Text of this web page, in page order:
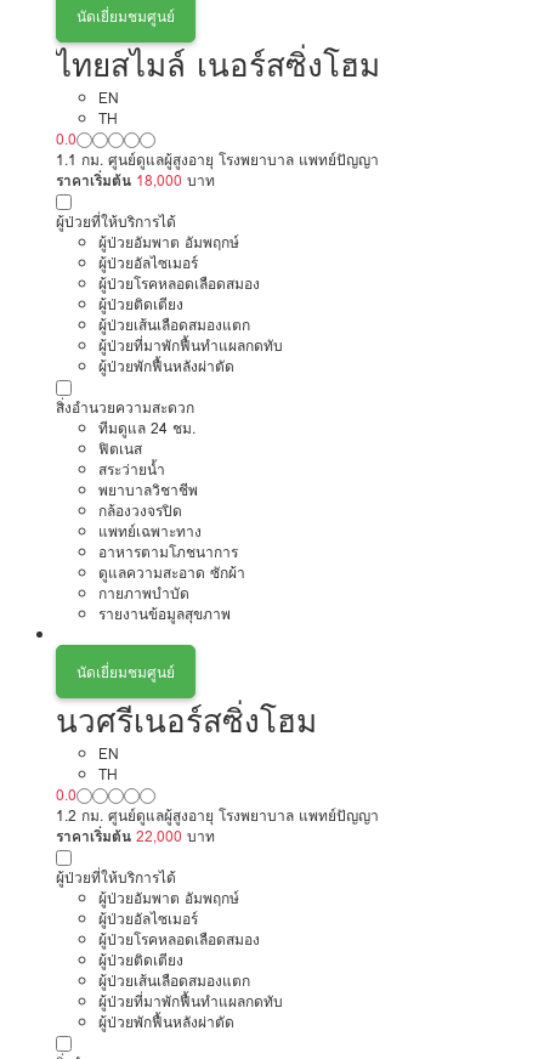
นัดเยี่ยมชมศูนย์
ไทยสไมล์ เนอร์สซิ่งโฮม
EN
TH
0.0
1.1 กม. ศูนย์ดูแลผู้สูงอายุ โรงพยาบาล แพทย์ปัญญา
ราคาเริ่มต้น 18,000 บาท
ผู้ป่วยที่ให้บริการได้
ผู้ป่วยอัมพาต อัมพฤกษ์
ผู้ป่วยอัลไซเมอร์
ผู้ป่วยโรคหลอดเลือดสมอง
ผู้ป่วยติดเตียง
ผู้ป่วยเส้นเลือดสมองแตก
ผู้ป่วยที่มาพักฟื้นทำแผลกดทับ
ผู้ป่วยพักฟื้นหลังผ่าตัด
สิ่งอำนวยความสะดวก
ทีมดูแล 24 ชม.
ฟิตเนส
สระว่ายน้ำ
พยาบาลวิชาชีพ
กล้องวงจรปิด
แพทย์เฉพาะทาง
อาหารตามโภชนาการ
ดูแลความสะอาด ซักผ้า
กายภาพบำบัด
รายงานข้อมูลสุขภาพ
นัดเยี่ยมชมศูนย์
นวศรีเนอร์สซิ่งโฮม
EN
TH
0.0
1.2 กม. ศูนย์ดูแลผู้สูงอายุ โรงพยาบาล แพทย์ปัญญา
ราคาเริ่มต้น 22,000 บาท
ผู้ป่วยที่ให้บริการได้
ผู้ป่วยอัมพาต อัมพฤกษ์
ผู้ป่วยอัลไซเมอร์
ผู้ป่วยโรคหลอดเลือดสมอง
ผู้ป่วยติดเตียง
ผู้ป่วยเส้นเลือดสมองแตก
ผู้ป่วยที่มาพักฟื้นทำแผลกดทับ
ผู้ป่วยพักฟื้นหลังผ่าตัด